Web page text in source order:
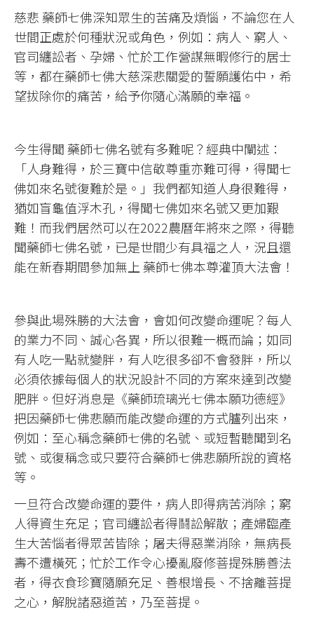
慈悲 藥師七佛深知眾生的苦痛及煩惱，不論您在人
世間正處於何種狀況或角色，例如：病人、窮人、
官司纏訟者、孕婦、忙於工作營謀無暇修行的居士
等，都在藥師七佛大慈深悲關愛的誓願護佑中，希
望拔除你的痛苦，給予你隨心滿願的幸福。
今生得聞 藥師七佛名號有多難呢？經典中闡述：
「人身難得，於三寶中信敬尊重亦難可得，得聞七
佛如來名號復難於是。」我們都知道人身很難得，
猶如盲龜值浮木孔，得聞七佛如來名號又更加艱
難！而我們居然可以在2022農曆年將來之際，得聽
聞藥師七佛名號，已是世間少有具福之人，況且還
能在新春期間參加無上 藥師七佛本尊灌頂大法會！
參與此場殊勝的大法會，會如何改變命運呢？每人
的業力不同、誠心各異，所以很難一概而論；如同
有人吃一點就變胖，有人吃很多卻不會發胖，所以
必須依據每個人的狀況設計不同的方案來達到改變
肥胖。但好消息是《藥師琉璃光七佛本願功德經》
把因藥師七佛悲願而能改變命運的方式臚列出來，
例如：至心稱念藥師七佛的名號、或短暫聽聞到名
號、或復稱念或只要符合藥師七佛悲願所說的資格
等。
一旦符合改變命運的要件，病人即得病苦消除；窮
人得資生充足；官司纏訟者得鬪訟解散；產婦臨產
生大苦惱者得眾苦皆除；屠夫得惡業消除，無病長
壽不遭橫死；忙於工作令心擾亂廢修菩提殊勝善法
者，得衣食珍寶隨願充足、善根增長、不捨離菩提
之心，解脫諸惡道苦，乃至菩提。